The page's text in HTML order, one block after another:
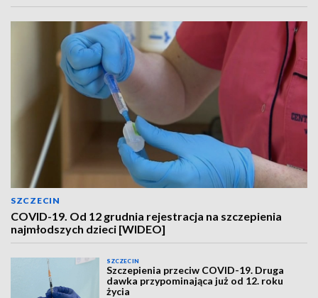
SZCZECIN
COVID-19. Od 12 grudnia rejestracja na szczepienia
najmłodszych dzieci [WIDEO]
SZCZECIN
Szczepienia przeciw COVID-19. Druga
dawka przypominająca już od 12. roku
życia